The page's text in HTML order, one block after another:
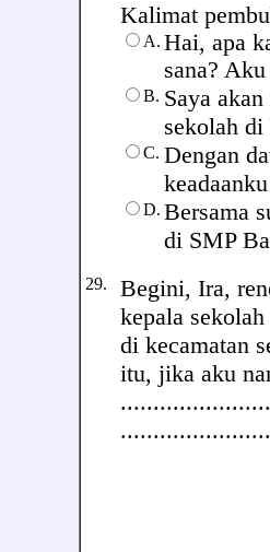
Kalimat
A. Hai, apa
sana?
B. Saya
sekolah di
C. Dengan
D. Bersama
di SMP
29. Begini, Ira,
kepala
di kecamatan
itu, jika aku